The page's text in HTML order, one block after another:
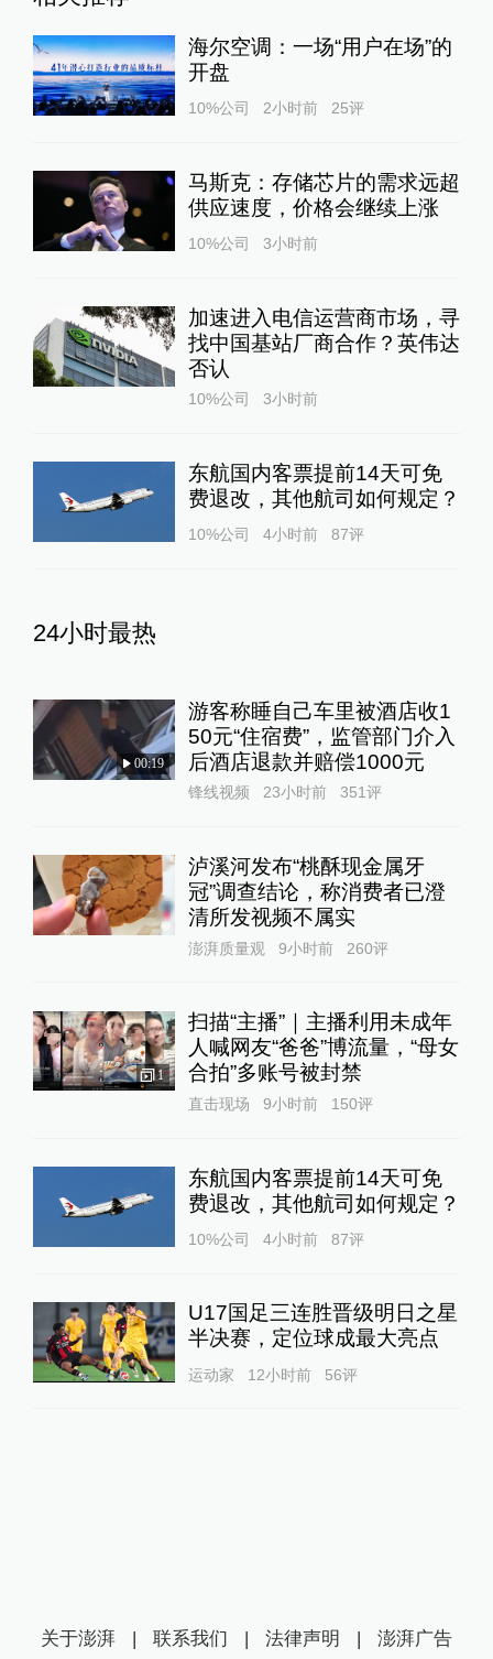
海尔空调：一场“用户在场”的
开盘
10%公司 2小时前 25评
马斯克：存储芯片的需求远超
供应速度，价格会继续上涨
10%公司 3小时前
加速进入电信运营商市场，寻
找中国基站厂商合作？英伟达
否认
10%公司 3小时前
东航国内客票提前14天可免
费退改，其他航司如何规定？
10%公司 4小时前 87评
24小时最热
00:19
游客称睡自己车里被酒店收1
50元“住宿费”，监管部门介入
后酒店退款并赔偿1000元
锋线视频 23小时前 351评
泸溪河发布“桃酥现金属牙
冠”调查结论，称消费者已澄
清所发视频不属实
澎湃质量观 9小时前 260评
1
扫描“主播”｜主播利用未成年
人喊网友“爸爸”博流量，“母女
合拍”多账号被封禁
直击现场 9小时前 150评
东航国内客票提前14天可免
费退改，其他航司如何规定？
10%公司 4小时前 87评
U17国足三连胜晋级明日之星
半决赛，定位球成最大亮点
运动家 12小时前 56评
关于澎湃 | 联系我们 | 法律声明 | 澎湃广告